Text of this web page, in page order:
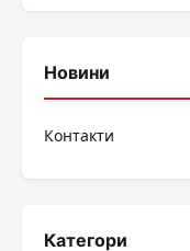
Новини
Контакти
Категори